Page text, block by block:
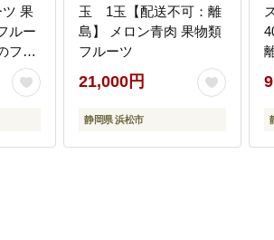
ツ 果
ルー
フル
のフ
スク
静岡
可：
玉 1玉【配送不可：離
島】 メロン青肉 果物類
フルーツ
21,000円
静岡県 浜松市